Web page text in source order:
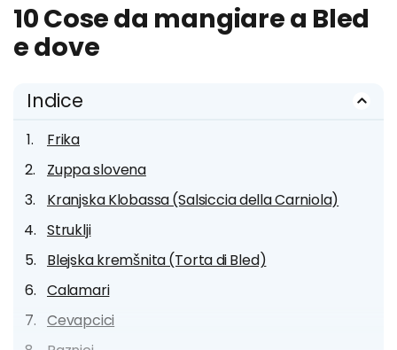
10 Cose da mangiare a Bled
e dove
Indice
Frika
Zuppa slovena
Kranjska Klobassa (Salsiccia della Carniola)
Struklji
Blejska kremšnita (Torta di Bled)
Calamari
Cevapcici